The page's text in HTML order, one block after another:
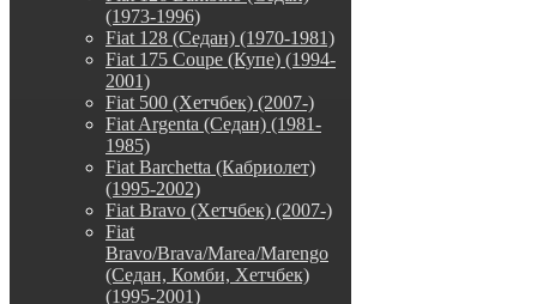
(1973-1996)
Fiat 128 (Седан) (1970-1981)
Fiat 175 Coupe (Купе) (1994-
2001)
Fiat 500 (Хетчбек) (2007-)
Fiat Argenta (Седан) (1981-
1985)
Fiat Barchetta (Кабриолет)
(1995-2002)
Fiat Bravo (Хетчбек) (2007-)
Fiat
Bravo/Brava/Marea/Marengo
(Седан, Комби, Хетчбек)
(1995-2001)